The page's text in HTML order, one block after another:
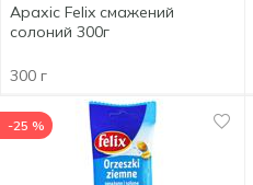
Арахіс Felix смажений
солоний 300г
300 г
-25 %